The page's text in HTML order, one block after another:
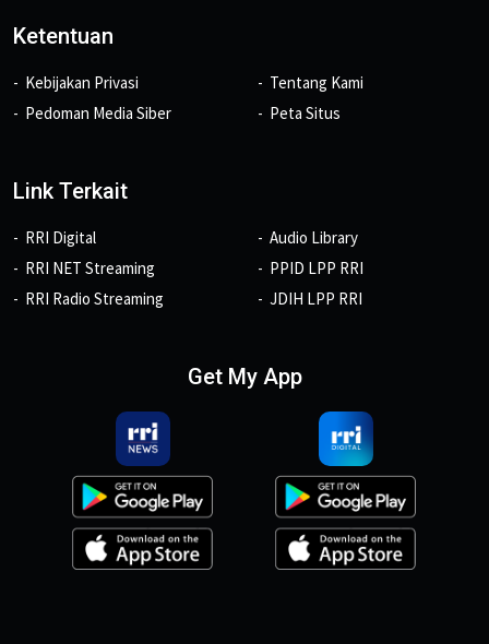
Ketentuan
Kebijakan Privasi
Pedoman Media Siber
Tentang Kami
Peta Situs
Link Terkait
RRI Digital
RRI NET Streaming
RRI Radio Streaming
Audio Library
PPID LPP RRI
JDIH LPP RRI
Get My App